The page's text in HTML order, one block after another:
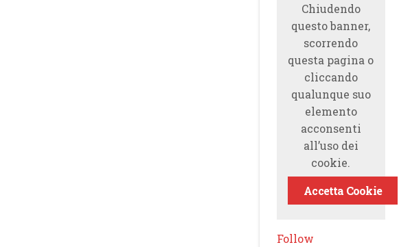
Chiudendo
questo banner,
scorrendo
questa pagina o
cliccando
qualunque suo
elemento
acconsenti
all’uso dei
cookie.
Accetta Cookie
Follow